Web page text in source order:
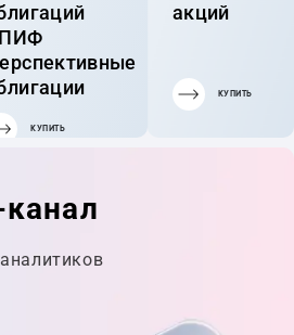
КУПИТЬ
акций
КУПИТЬ